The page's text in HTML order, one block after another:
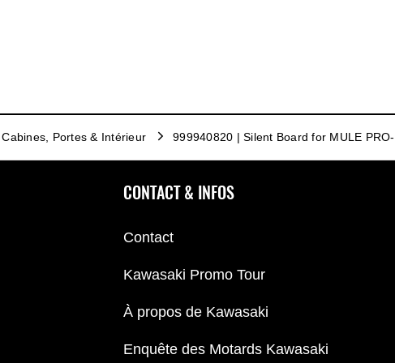
Cabines, Portes & Intérieur 999940820 | Silent Board for MULE
CONTACT & INFOS
Contact
Kawasaki Promo Tour
À propos de Kawasaki
Enquête des Motards Kawasaki